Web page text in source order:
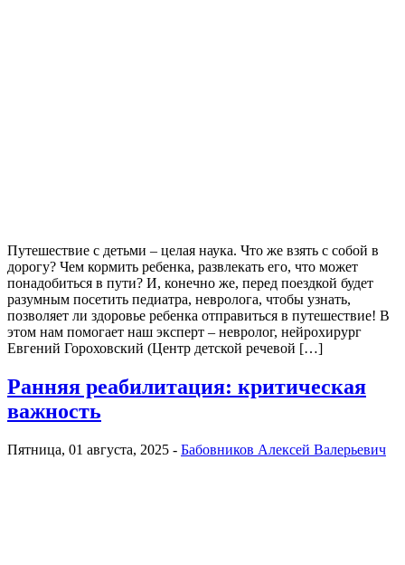
Путешествие с детьми – целая наука. Что же взять с собой в
дорогу? Чем кормить ребенка, развлекать его, что может
понадобиться в пути? И, конечно же, перед поездкой будет
разумным посетить педиатра, невролога, чтобы узнать,
позволяет ли здоровье ребенка отправиться в путешествие! В
этом нам помогает наш эксперт – невролог, нейрохирург
Евгений Гороховский (Центр детской речевой […]
Ранняя реабилитация: критическая
важность
Пятница, 01 августа, 2025 - Бабовников Алексей Валерьевич